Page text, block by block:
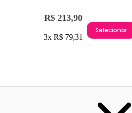
R$ 213,90
3x R$ 79,31
Selecionar